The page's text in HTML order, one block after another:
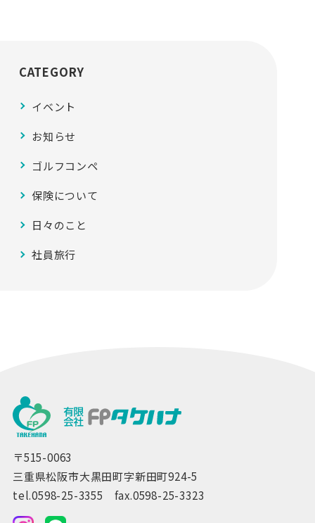
CATEGORY
イベント
お知らせ
ゴルフコンペ
保険について
日々のこと
社員旅行
〒515-0063
三重県松阪市大黒田町字新田町924-5
tel.0598-25-3355 fax.0598-25-3323